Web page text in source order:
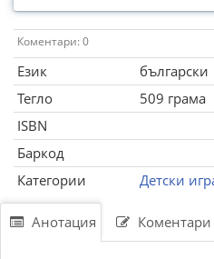
Коментари: 0
Език
български
Тегло
509 грама
ISBN
Баркод
Категории
Детски
Анотация Коментари